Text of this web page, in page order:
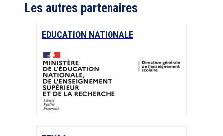
Les autres partenaires
EDUCATION NATIONALE